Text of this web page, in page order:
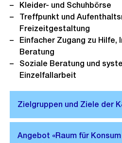
Kleider- und Schuhbörse
Treffpunkt und
Freizeitgestaltung
Einfacher Zugang zu Hilfe,
Beratung
Soziale Beratung und
Einzelfallarbeit